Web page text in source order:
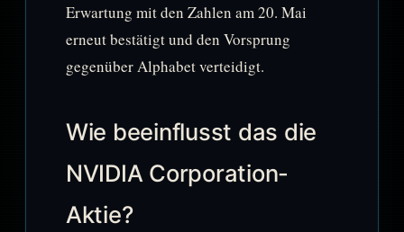
Erwartung mit den Zahlen am 20. Mai
erneut bestätigt und den Vorsprung
gegenüber Alphabet verteidigt.
Wie beeinflusst das die
NVIDIA Corporation-
Aktie?